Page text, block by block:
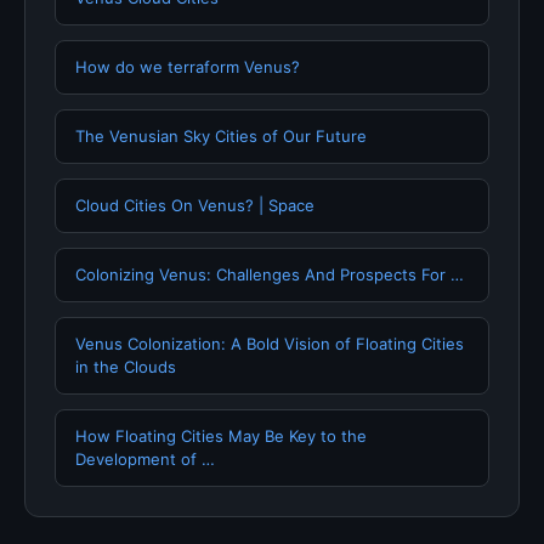
How do we terraform Venus?
The Venusian Sky Cities of Our Future
Cloud Cities On Venus? | Space
Colonizing Venus: Challenges And Prospects For …
Venus Colonization: A Bold Vision of Floating Cities
in the Clouds
How Floating Cities May Be Key to the
Development of …